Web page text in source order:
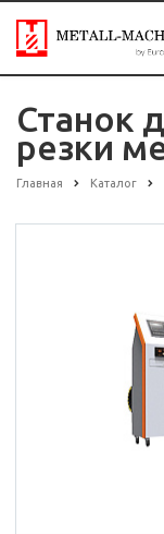
Станок
резки
Главная Каталог